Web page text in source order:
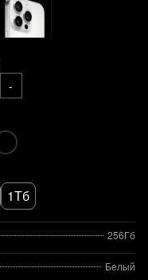
-
1Тб
256Гб
Белый